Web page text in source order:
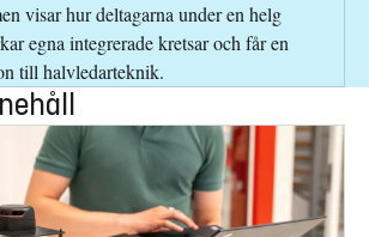
visar hur deltagarna under en helg
egna integrerade kretsar och får en
till halvledarteknik.